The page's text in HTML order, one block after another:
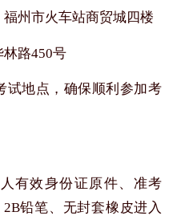
州市火车站商贸城四楼
林路450号
试地点，确保顺利参加考
有效身份证原件、准考
2B铅笔、无封套橡皮进入